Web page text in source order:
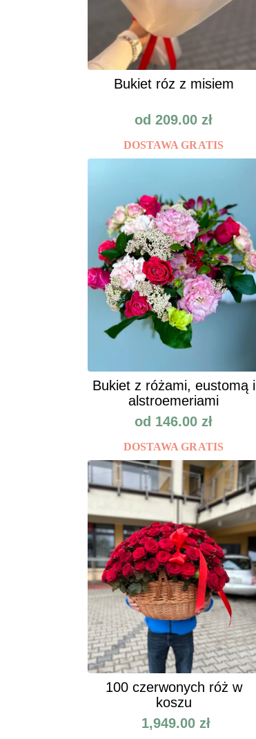
Bukiet róz z misiem
od 209.00 zł
DOSTAWA GRATIS
Bukiet z różami, eustomą i
alstroemeriami
od 146.00 zł
DOSTAWA GRATIS
100 czerwonych róż w
koszu
1,949.00 zł